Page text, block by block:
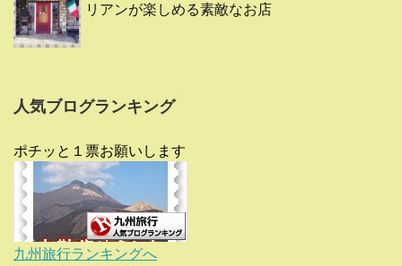
リアンが楽しめる素敵なお店
人気ブログランキング
ポチッと１票お願いします
九州旅行ランキングへ